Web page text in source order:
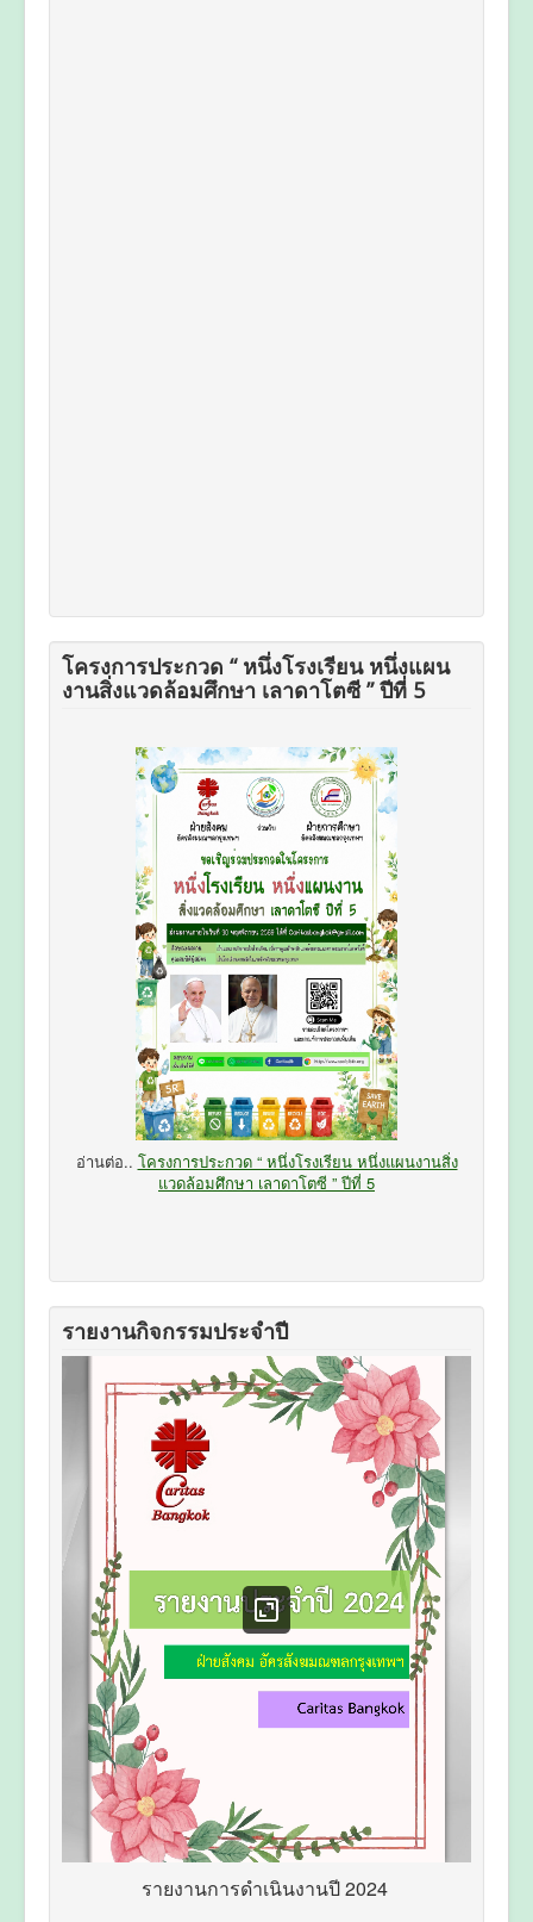
โครงการประกวด “ หนึ่งโรงเรียน หนึ่งแผน
งานสิ่งแวดล้อมศึกษา เลาดาโตซี ” ปีที่ 5
อ่านต่อ.. โครงการประกวด “ หนึ่งโรงเรียน หนึ่งแผนงานสิ่ง
แวดล้อมศึกษา เลาดาโตซี ” ปีที่ 5
รายงานกิจกรรมประจำปี
รายงานการดำเนินงานปี 2024